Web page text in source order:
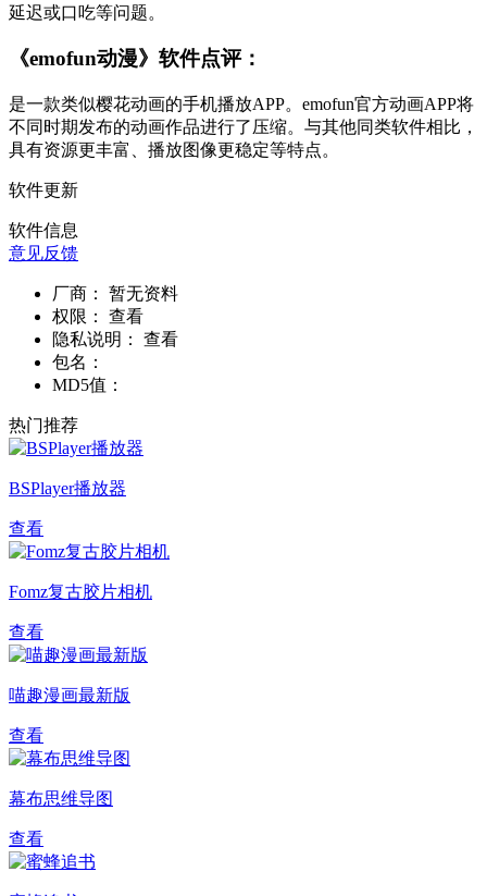
延迟或口吃等问题。
《emofun动漫》软件点评：
是一款类似樱花动画的手机播放APP。emofun官方动画APP将
不同时期发布的动画作品进行了压缩。与其他同类软件相比，
具有资源更丰富、播放图像更稳定等特点。
软件更新
软件信息
意见反馈
厂商：
暂无资料
权限：
查看
隐私说明：
查看
包名：
MD5值：
热门推荐
BSPlayer播放器
查看
Fomz复古胶片相机
查看
喵趣漫画最新版
查看
幕布思维导图
查看